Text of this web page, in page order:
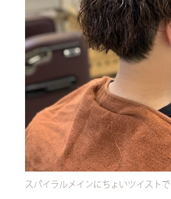
スパイラルメインにちょいツイストで